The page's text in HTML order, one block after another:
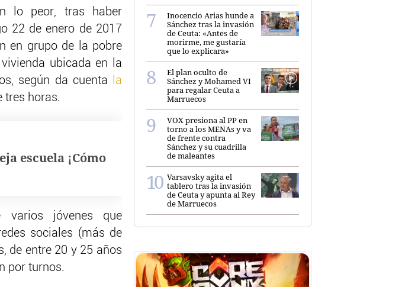
lo peor, tras haber
22 de enero de 2017
en grupo de la pobre
ubicada en la
según da cuenta
la
tres horas.
escuela ¡Cómo
jóvenes que
sociales (más de
de entre 20 y 25 años
por turnos.
Inocencio Arias hunde a
Sánchez tras la invasión
de Ceuta: «Antes de
morirme, me gustaría
que lo explicara»
El plan oculto de
Sánchez y Mohamed VI
para regalar Ceuta a
Marruecos
VOX presiona al PP en
torno a los MENAs y va
de frente contra
Sánchez y su cuadrilla
de maleantes
Varsavsky agita el
tablero tras la invasión
de Ceuta y apunta al Rey
de Marruecos